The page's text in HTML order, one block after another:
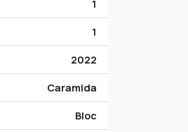
1
1
2022
Caramida
Bloc